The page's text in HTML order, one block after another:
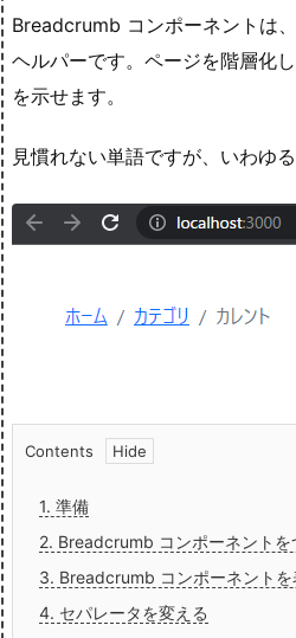
Breadcrumb コンポーネントは
ヘルパーです。ページを階層化
を示せます。
見慣れない単語ですが、いわゆ
Contents
1. 準備
2. Breadcrumb コンポーネントを
3. Breadcrumb コンポーネントを
4. セパレータを変える